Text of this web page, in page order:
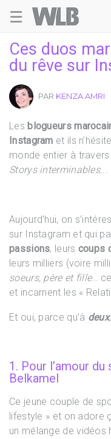
☰
Ces duos
du rêve sur
PAR KENZA AMRI
Les blogueurs
Instagram et ils
monde entier à
Storys interminables...
Aujourd’hui, on
sur Instagram et qui
passions, leurs coups
leurs milliers (voire
soeurs, père et fille…
et incarnent les «
Et oui, parce qu’à deux
1. Pour l’amour
Belkamel
Ce jeune couple de
lifestyle » et on adore
un mélange de vidéos